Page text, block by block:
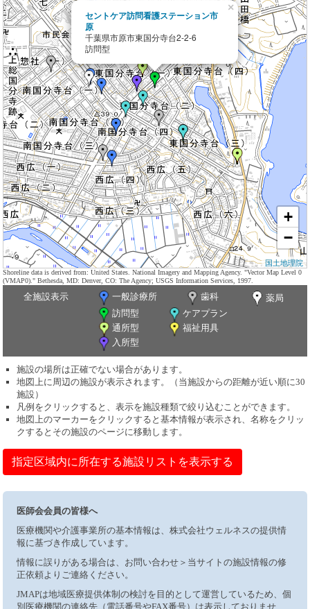
セントケア訪問看護ステーション市
原
千葉県市原市東国分寺台2-2-6
訪問型
×
+
−
国土地理院
Shoreline data is derived from: United States. National Imagery and Mapping Agency. "Vector Map Level 0
(VMAP0)." Bethesda, MD: Denver, CO: The Agency; USGS Information Services, 1997.
全施設表示 一般診療所 歯科
薬局
訪問型
ケアプラン
通所型
福祉用具
入所型
施設の場所は正確でない場合があります。
地図上に周辺の施設が表示されます。（当施設からの距離が近い順に30
施設）
凡例をクリックすると、表示を施設種類で絞り込むことができます。
地図上のマーカーをクリックすると基本情報が表示され、名称をクリッ
クするとその施設のページに移動します。
指定区域内に所在する施設リストを表示する
医師会会員の皆様へ
医療機関や介護事業所の基本情報は、株式会社ウェルネスの提供情
報に基づき作成しています。
情報に誤りがある場合は、お問い合わせ＞当サイトの施設情報の修
正依頼よりご連絡ください。
JMAPは地域医療提供体制の検討を目的として運営しているため、個
別医療機関の連絡先（電話番号やFAX番号）は表示しておりませ